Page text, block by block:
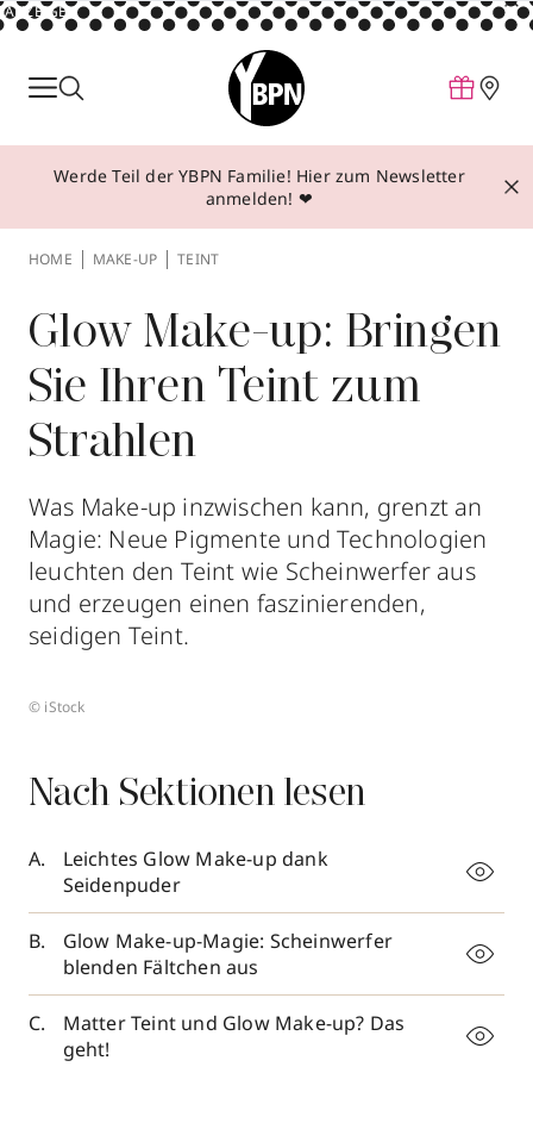
ANZEIGE
Parfum
Make-up
Behandlungen
Über YBPN
Aktionen
Storefinder
Werde Teil der YBPN Familie! Hier zum Newsletter
anmelden! ❤
HOME MAKE-UP TEINT
Glow Make-up: Bringen
Sie Ihren Teint zum
Strahlen
Was Make-up inzwischen kann, grenzt an
Magie: Neue Pigmente und Technologien
leuchten den Teint wie Scheinwerfer aus
und erzeugen einen faszinierenden,
seidigen Teint.
© iStock
Nach Sektionen lesen
Leichtes Glow Make-up dank
Seidenpuder
Glow Make-up-Magie: Scheinwerfer
blenden Fältchen aus
Matter Teint und Glow Make-up? Das
geht!